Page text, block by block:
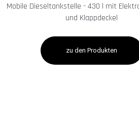
Mobile Dieseltankstelle - 430 l mit
und Klappdeckel
zu den Produkten